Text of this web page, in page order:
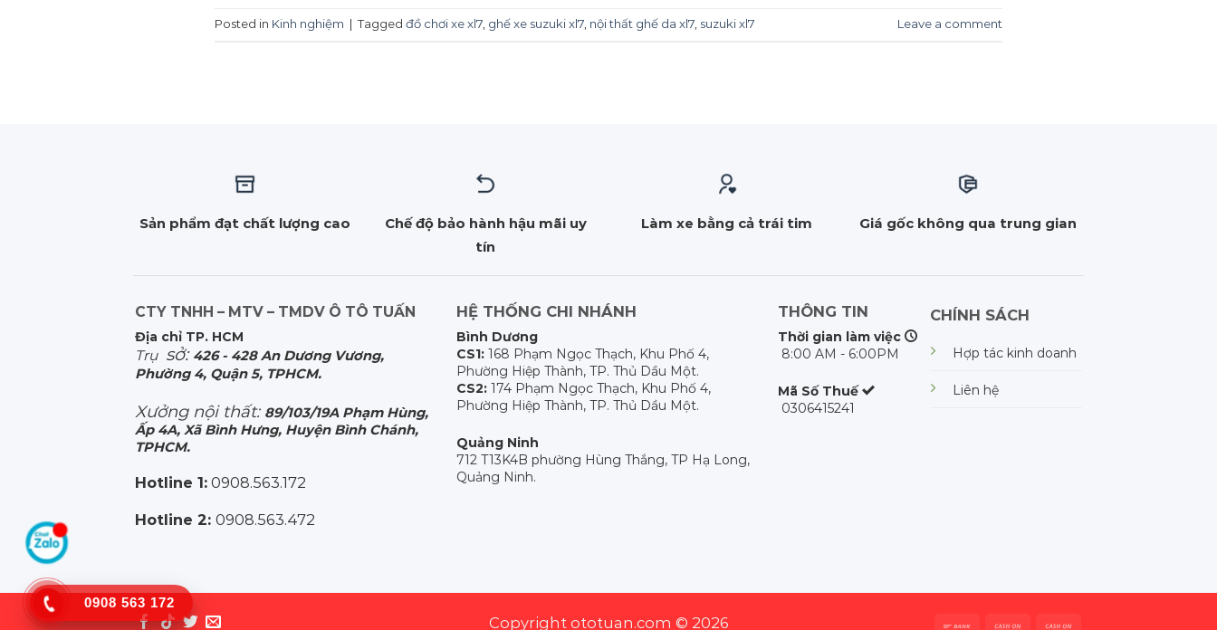
Posted in Kinh nghiệm | Tagged đồ chơi xe xl7, ghế xe suzuki xl7, nội thất ghế da xl7, suzuki xl7 Leave a comment
Sản phẩm đạt chất lượng cao
Chế độ bảo hành hậu mãi uy
tín
Làm xe bằng cả trái tim Giá gốc không qua trung gian
CTY TNHH – MTV – TMDV Ô TÔ TUẤN
Địa chỉ TP. HCM
Trụ sở: 426 - 428 An Dương Vương,
Phường 4, Quận 5, TPHCM.
Xưởng nội thất: 89/103/19A Phạm Hùng,
Ấp 4A, Xã Bình Hưng, Huyện Bình Chánh,
TPHCM.
Hotline 1: 0908.563.172
Hotline 2:0908.563.472
HỆ THỐNG CHI NHÁNH
Bình Dương
CS1: 168 Phạm Ngọc Thạch, Khu Phố 4,
Phường Hiệp Thành, TP. Thủ Dầu Một.
CS2: 174 Phạm Ngọc Thạch, Khu Phố 4,
Phường Hiệp Thành, TP. Thủ Dầu Một.
Quảng Ninh
712 T13K4B phường Hùng Thắng, TP Hạ Long,
Quảng Ninh.
THÔNG TIN
Thời gian làm việc
8:00 AM - 6:00PM
Mã Số Thuế
0306415241
CHÍNH SÁCH
Hợp tác kinh doanh
Liên hệ
Copyright ototuan.com © 2026
0908 563 172